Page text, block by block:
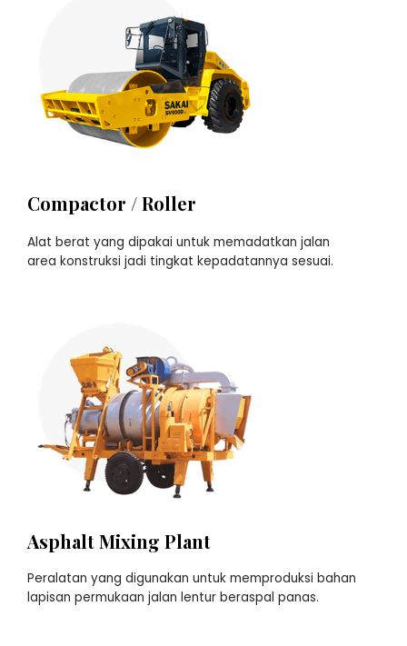
Compactor / Roller
Alat berat yang dipakai untuk memadatkan jalan
area konstruksi jadi tingkat kepadatannya sesuai.
Asphalt Mixing Plant
Peralatan yang digunakan untuk memproduksi bahan
lapisan permukaan jalan lentur beraspal panas.